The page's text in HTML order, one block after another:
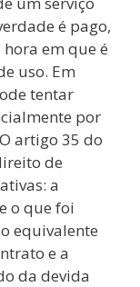
é pago,
em que é
uso. Em
tentar
por
artigo 35 do
de
a
o que foi
equivalente
e a
da devida